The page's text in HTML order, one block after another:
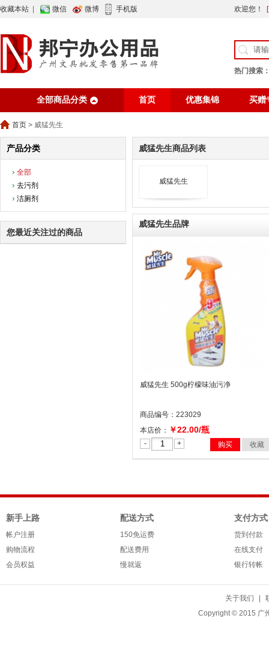
收藏本站 微信 微博 手机版 欢迎您！
热门搜索
全部商品分类 首页 优惠集锦 买赠
首页 > 威猛先生
产品分类
全部
去污剂
洁厕剂
您最近关注过的商品
威猛先生商品列表
威猛先生
威猛先生品牌
威猛先生 500g柠檬味油污净
商品编号：223029
本店价： ￥22.00/瓶
- + 购买 收藏
新手上路
帐户注册
购物流程
会员权益
配送方式
150免运费
配送费用
慢就返
支付方式
货到付款
在线支付
银行转帐
关于我们
Copyright © 2015 广